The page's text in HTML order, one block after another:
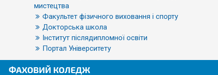
мистецтва
Факультет фізичного виховання і спорту
Докторська школа
Інститут післядипломної освіти
Портал Університету